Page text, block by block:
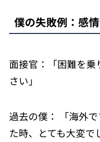
僕の失敗例：感
面接官：「困難を乗
さい」
過去の僕： 「海外
た時、とても大変で